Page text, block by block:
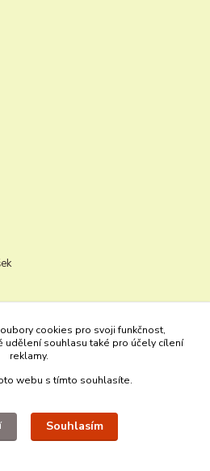
sběr cookies.
cookies pro svoji funkčnost,
udělení souhlasu také pro účely cílení
reklamy.
webu s tímto souhlasíte.
Souhlasím